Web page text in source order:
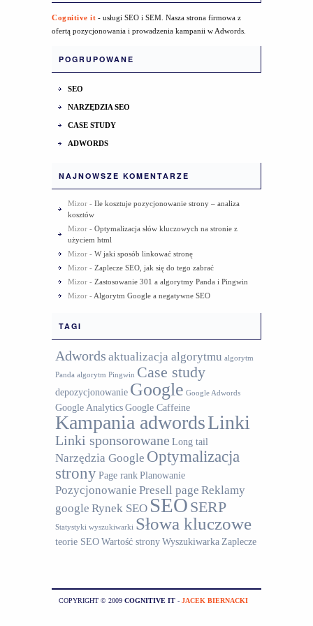
Cognitive it - usługi SEO i SEM. Nasza strona firmowa z
ofertą pozycjonowania i prowadzenia kampanii w Adwords.
POGRUPOWANE
SEO
NARZĘDZIA SEO
CASE STUDY
ADWORDS
NAJNOWSZE KOMENTARZE
Mizor - Ile kosztuje pozycjonowanie strony – analiza
kosztów
Mizor - Optymalizacja słów kluczowych na stronie z
użyciem html
Mizor - W jaki sposób linkować stronę
Mizor - Zaplecze SEO, jak się do tego zabrać
Mizor - Zastosowanie 301 a algorytmy Panda i Pingwin
Mizor - Algorytm Google a negatywne SEO
TAGI
Adwords aktualizacja algorytmu algorytm
Panda algorytm Pingwin Case study
depozycjonowanie Google Google Adwords
Google AnalyticsGoogle Caffeine
Kampania adwordsLinki
Linki sponsorowane Long tail
Narzędzia Google Optymalizacja
stronyPage rankPlanowanie
Pozycjonowanie Presell page Reklamy
google Rynek SEO SEO SERP
Statystyki wyszukiwarki Słowa kluczowe
teorie SEOWartość stronyWyszukiwarka Zaplecze
COPYRIGHT © 2009 COGNITIVE IT - JACEK BIERNACKI